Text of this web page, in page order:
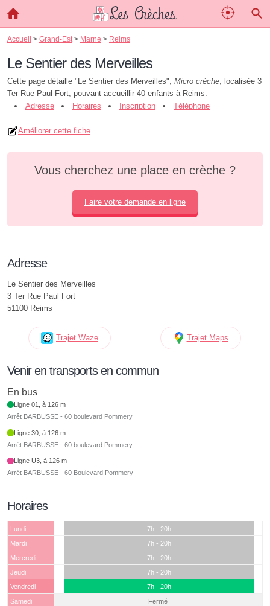
Accueil > Grand-Est > Marne > Reims
Le Sentier des Merveilles
Cette page détaille "Le Sentier des Merveilles", Micro crèche, localisée 3
Ter Rue Paul Fort, pouvant accueillir 40 enfants à Reims.
Adresse
Horaires Inscription Téléphone
Améliorer cette fiche
Vous cherchez une place en crèche ?
Faire votre demande en ligne
Adresse
Le Sentier des Merveilles
3 Ter Rue Paul Fort
51100 Reims
Trajet Waze Trajet Maps
Venir en transports en commun
En bus
Ligne 01, à 126 m
Arrêt BARBUSSE - 60 boulevard Pommery
Ligne 30, à 126 m
Arrêt BARBUSSE - 60 boulevard Pommery
Ligne U3, à 126 m
Arrêt BARBUSSE - 60 Boulevard Pommery
Horaires
Lundi
7h - 20h
Mardi
7h - 20h
Mercredi
7h - 20h
Jeudi
7h - 20h
Vendredi
7h - 20h
Samedi
Fermé